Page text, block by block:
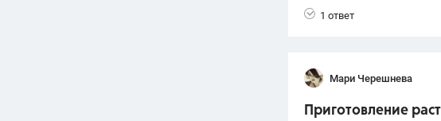
1 ответ
Мари Черешнева
Приготовление